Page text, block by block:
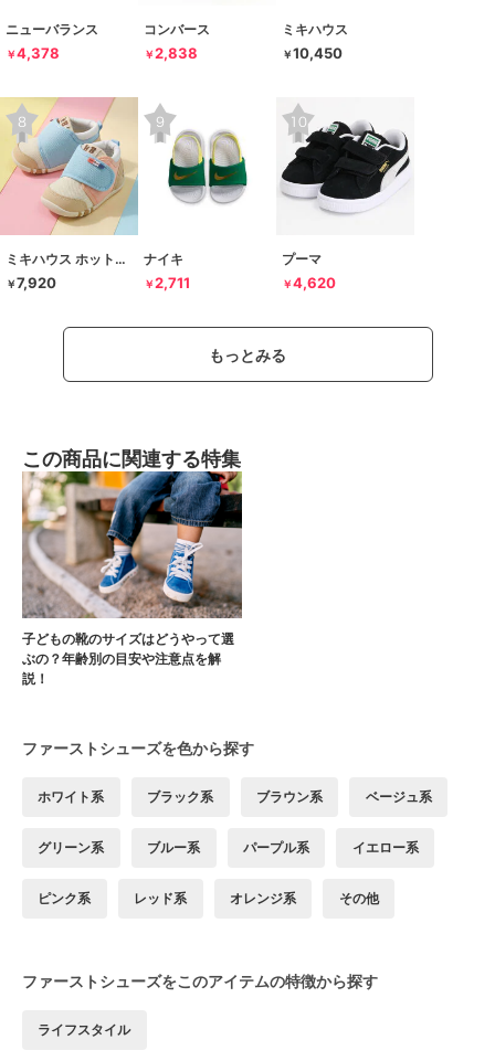
ニューバランス
￥4,378
コンバース
￥2,838
ミキハウス
￥10,450
ミキハウス ホットビスケッツ
￥7,920
ナイキ
￥2,711
プーマ
￥4,620
もっとみる
この商品に関連する特集
子どもの靴のサイズはどうやって選
ぶの？年齢別の目安や注意点を解
説！
ファーストシューズを色から探す
ホワイト系 ブラック系 ブラウン系 ベージュ系
グリーン系 ブルー系 パープル系 イエロー系
ピンク系 レッド系 オレンジ系 その他
ファーストシューズをこのアイテムの特徴から探す
ライフスタイル